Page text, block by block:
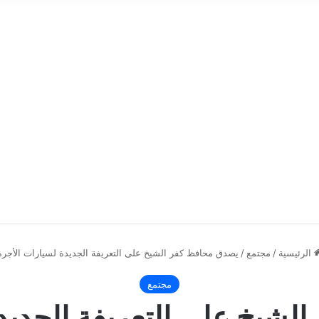
الرئيسية / مجتمع / يصدق محافظ كفر الشيخ على التعريفة الجديدة لسيارات
مجتمع